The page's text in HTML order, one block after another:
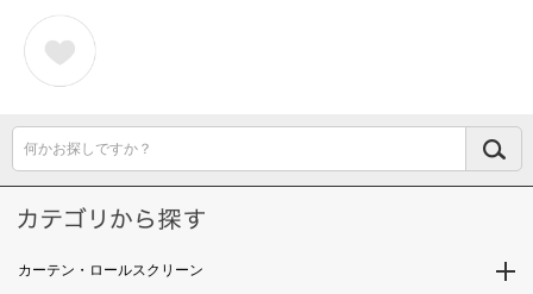
何かお探しですか？
カーテン・ロールスクリーン